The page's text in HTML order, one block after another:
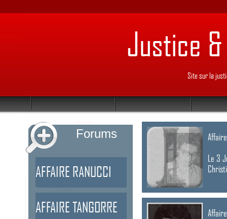
Justice
Site sur la
Forums
Le 3
AFFAIRE RANUCCI
AFFAIRE TANGORRE